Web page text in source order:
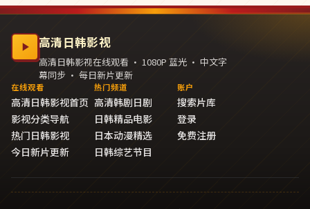
高清日韩影视
高清日韩影视在线观看 · 1080P 蓝光 · 中文字
幕同步 · 每日新片更新
在线观看
高清日韩影视首页
影视分类导航
热门日韩影视
今日新片更新
热门频道
高清韩剧日剧
日韩精品电影
日本动漫精选
日韩综艺节目
账户
搜索片库
登录
免费注册